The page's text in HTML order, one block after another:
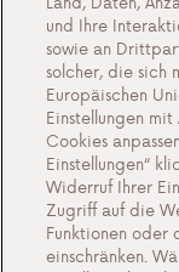
Kontakt
Cookie-
Wichtige
und Ihre
sowie an
solcher, die sich
Europäischen
Einstellungen
Cookies
Einstellungen“
Widerruf Ihrer
Zugriff auf die
Funktionen oder
einschränken.